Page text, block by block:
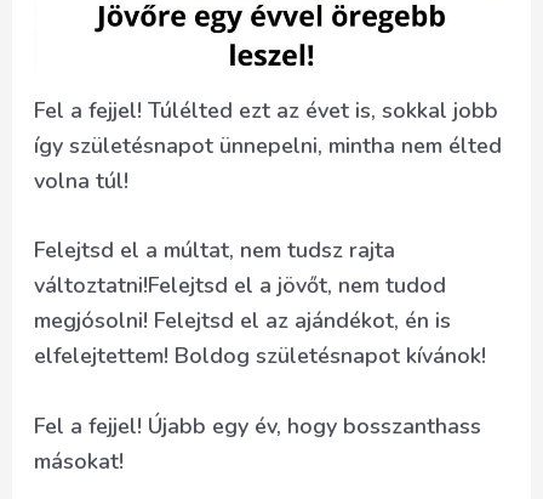
Fel a fejjel! Túlélted ezt az évet is, sokkal jobb
így születésnapot ünnepelni, mintha nem élted
volna túl!
Felejtsd el a múltat, nem tudsz rajta
változtatni!Felejtsd el a jövőt, nem tudod
megjósolni! Felejtsd el az ajándékot, én is
elfelejtettem! Boldog születésnapot kívánok!
Fel a fejjel! Újabb egy év, hogy bosszanthass
másokat!